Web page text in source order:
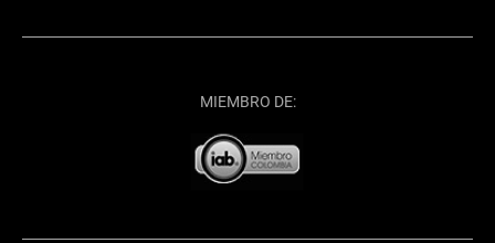
MIEMBRO DE: